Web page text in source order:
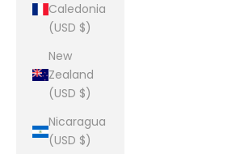
Caledonia
(USD $)
New
Zealand
(USD $)
Nicaragua
(USD $)